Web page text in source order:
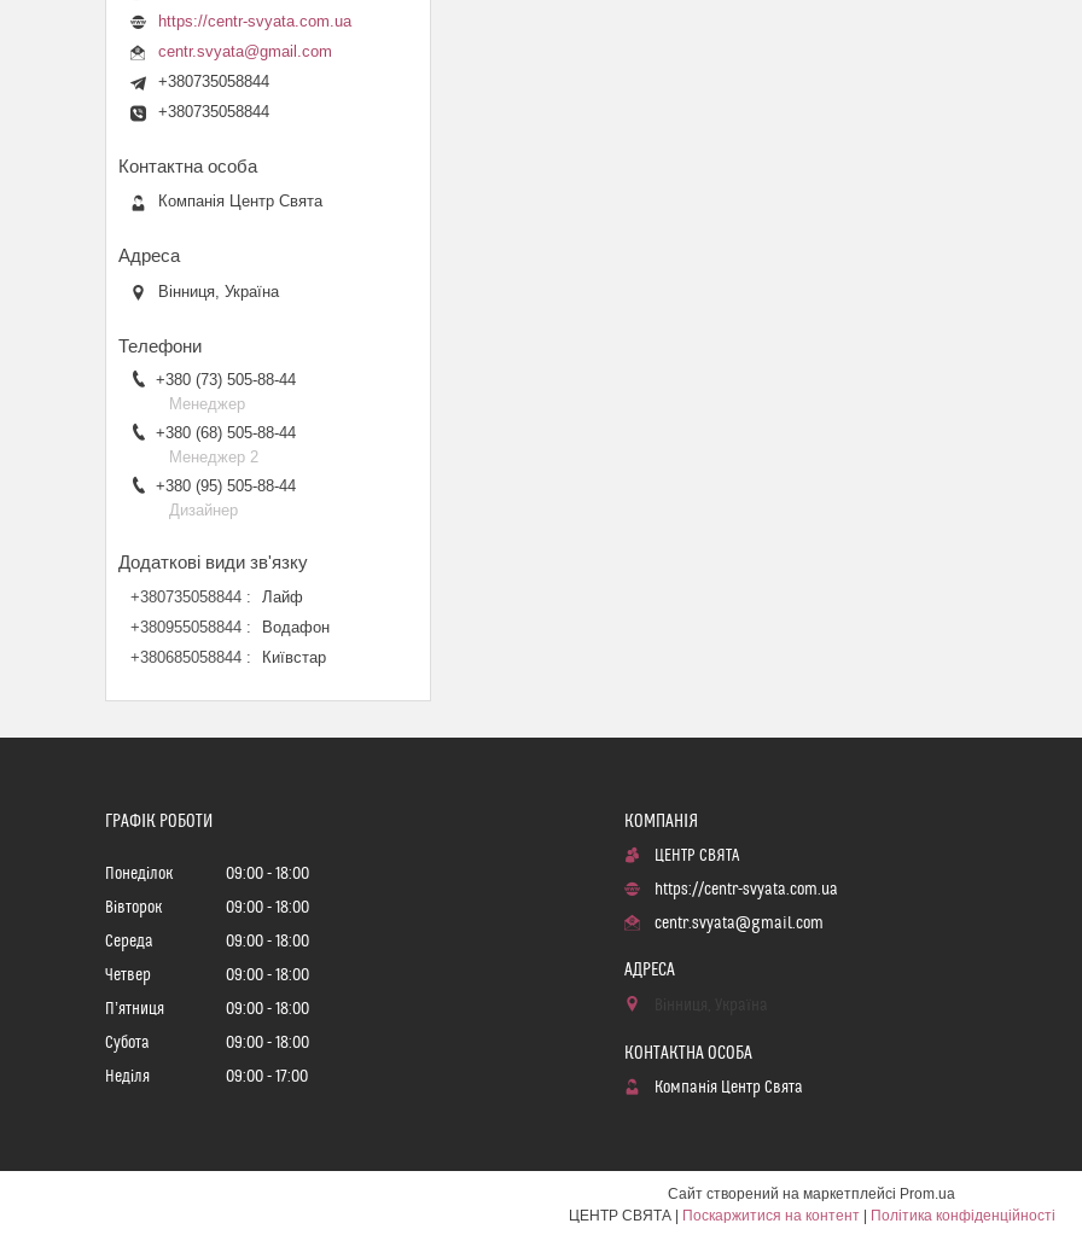
https://centr-svyata.com.ua
centr.svyata@gmail.com
+380735058844
+380735058844
Компанія Центр Свята
Вінниця, Україна
+380 (73) 505-88-44
Менеджер
+380 (68) 505-88-44
Менеджер 2
+380 (95) 505-88-44
Дизайнер
+380735058844
Лайф
+380955058844
Водафон
+380685058844
Київстар
ГРАФІК РОБОТИ
Понеділок 09:00
18:00
Вівторок
09:00
18:00
Середа
09:00
18:00
Четвер
09:00
18:00
Пʼятниця
09:00
18:00
Субота
09:00
18:00
Неділя
09:00 17:00
ЦЕНТР СВЯТА
https://centr-svyata.com.ua
centr.svyata@gmail.com
Компанія Центр Свята
Сайт створений на маркетплейсі Prom.ua
ЦЕНТР СВЯТА | Поскаржитися на контент | Політика конфіденційності